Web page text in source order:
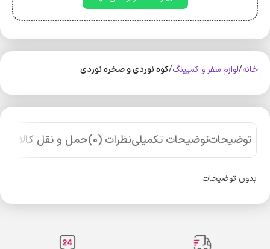
خانه لوازم سفر و کمپینگ کوه‌ نوردی و صخره نوردی
توضیحاتتوضیحات تکمیلینظرات (0) حمل و نقل کالا
بدون توضیحات